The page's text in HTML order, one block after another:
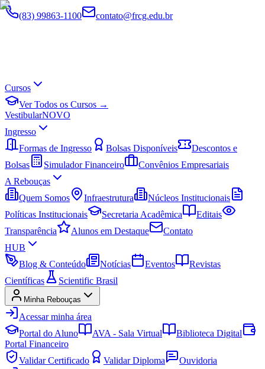
(83) 99863-1100 contato@frcg.edu.br
Cursos
Ver Todos os Cursos →
VestibularNOVO
Ingresso
Formas de Ingresso
Bolsas Disponíveis
Descontos e
Bolsas
Simulador Financeiro
Convênios Empresariais
A Rebouças
Quem Somos
Infraestrutura
Núcleos Institucionais
Políticas Institucionais
Secretaria Acadêmica
Editais
Transparência
Alunos em Destaque
Contato
HUB
Blog & Conteúdo
Notícias Eventos
Revistas
Científicas
Scientific Brasil
Minha Rebouças
Acessar minha área
Portal do Aluno
AVA - Sala Virtual
Biblioteca Digital
Portal Financeiro
Validar Certificado
Validar Diploma
Ouvidoria